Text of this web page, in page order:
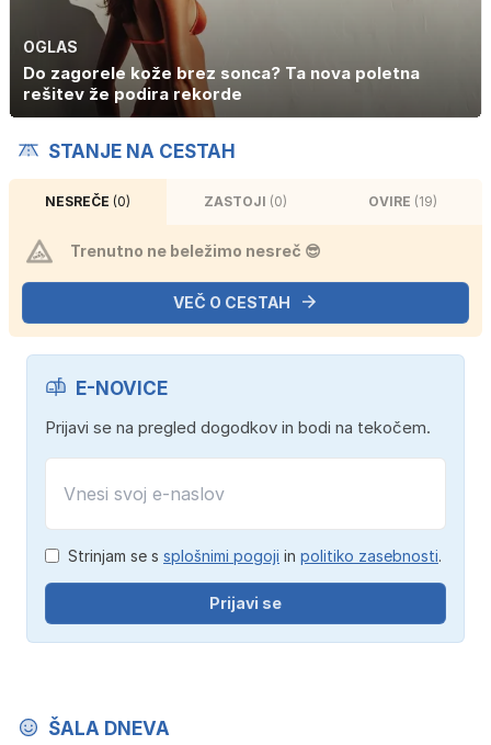
OGLAS
Do zagorele kože brez sonca? Ta nova poletna
rešitev že podira rekorde
STANJE NA CESTAH
NESREČE (0) ZASTOJI (0) OVIRE (19)
Trenutno ne beležimo nesreč 😎
VEČ O CESTAH
E-NOVICE
Prijavi se na pregled dogodkov in bodi na tekočem.
Strinjam se s splošnimi pogoji in politiko zasebnosti.
Prijavi se
ŠALA DNEVA